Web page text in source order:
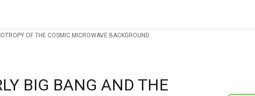
OF THE COSMIC MICROWAVE BACKGROUND
BIG BANG AND THE